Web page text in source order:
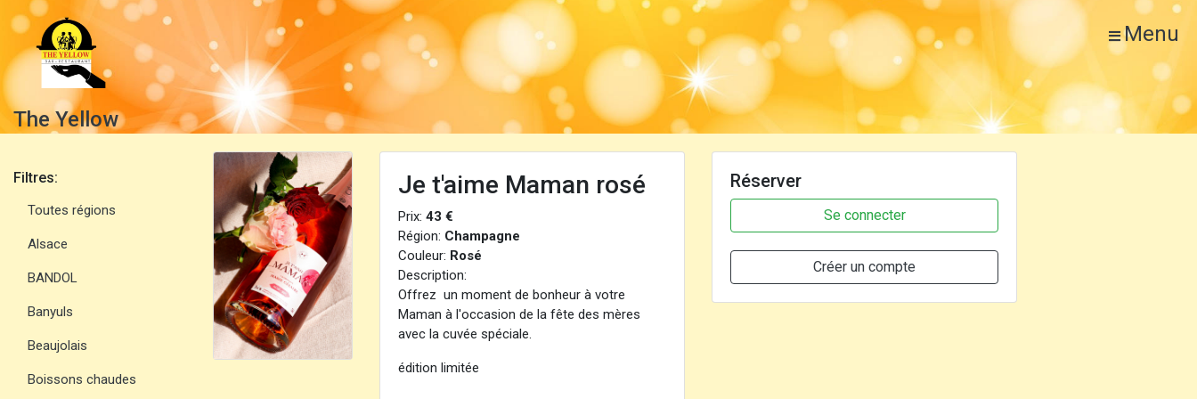
Menu
The Yellow
Filtres:
Toutes régions
Alsace
BANDOL
Banyuls
Beaujolais
Boissons chaudes
Je t'aime Maman rosé
Prix: 43 €
Région: Champagne
Couleur: Rosé
Description:
Offrez un moment de bonheur à votre
Maman à l'occasion de la fête des mères
avec la cuvée spéciale.
édition limitée
Réserver
Se connecter
Créer un compte